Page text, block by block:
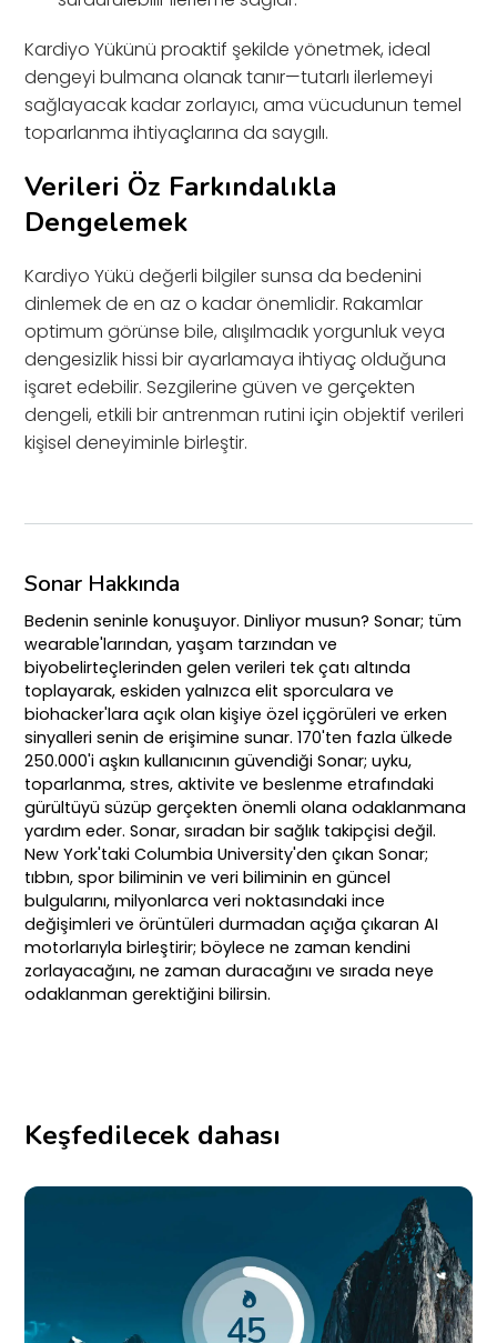
Kardiyo Yükünü proaktif şekilde yönetmek, ideal
dengeyi bulmana olanak tanır—tutarlı ilerlemeyi
sağlayacak kadar zorlayıcı, ama vücudunun temel
toparlanma ihtiyaçlarına da saygılı.
Verileri Öz Farkındalıkla
Dengelemek
Kardiyo Yükü değerli bilgiler sunsa da bedenini
dinlemek de en az o kadar önemlidir. Rakamlar
optimum görünse bile, alışılmadık yorgunluk veya
dengesizlik hissi bir ayarlamaya ihtiyaç olduğuna
işaret edebilir. Sezgilerine güven ve gerçekten
dengeli, etkili bir antrenman rutini için objektif verileri
kişisel deneyiminle birleştir.
Sonar Hakkında
Bedenin seninle konuşuyor. Dinliyor musun? Sonar; tüm
wearable'larından, yaşam tarzından ve
biyobelirteçlerinden gelen verileri tek çatı altında
toplayarak, eskiden yalnızca elit sporculara ve
biohacker'lara açık olan kişiye özel içgörüleri ve erken
sinyalleri senin de erişimine sunar. 170'ten fazla ülkede
250.000'i aşkın kullanıcının güvendiği Sonar; uyku,
toparlanma, stres, aktivite ve beslenme etrafındaki
gürültüyü süzüp gerçekten önemli olana odaklanmana
yardım eder. Sonar, sıradan bir sağlık takipçisi değil.
New York'taki Columbia University'den çıkan Sonar;
tıbbın, spor biliminin ve veri biliminin en güncel
bulgularını, milyonlarca veri noktasındaki ince
değişimleri ve örüntüleri durmadan açığa çıkaran AI
motorlarıyla birleştirir; böylece ne zaman kendini
zorlayacağını, ne zaman duracağını ve sırada neye
odaklanman gerektiğini bilirsin.
Keşfedilecek dahası